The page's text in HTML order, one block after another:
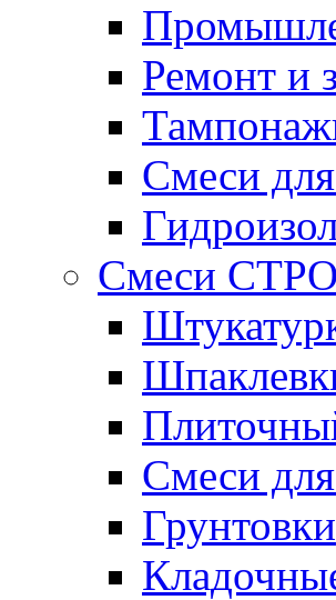
Ремонт и
Смеси
Смеси
Смеси
Грунтовки